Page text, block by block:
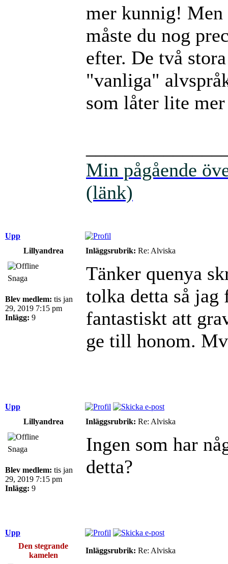
mer kunnig! Men
måste du nog
efter. De två
"vanliga"
som låter lite
Min pågående
(länk)
Upp
Lillyandrea
Inläggsrubrik: Re: Alviska
Snaga
Blev medlem: tis jan
29, 2019 7:15 pm
Inlägg: 9
Tänker quenya
tolka detta så jag
fantastiskt att
ge till honom.
Upp
Lillyandrea
Inläggsrubrik: Re: Alviska
Snaga
Blev medlem: tis jan
29, 2019 7:15 pm
Inlägg: 9
Ingen som har
detta?
Upp
Den stegrande
kamelen
Inläggsrubrik: Re: Alviska